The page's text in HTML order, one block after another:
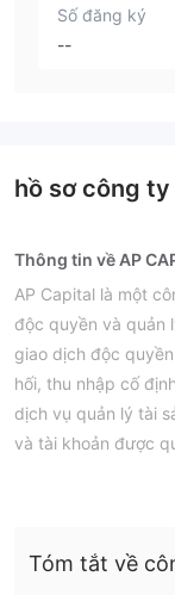
Số đăng ký
--
hồ sơ công ty
Thông tin về AP
AP Capital là một
độc quyền và quản
giao dịch độc
hối, thu nhập cố
dịch vụ quản lý tài
và tài khoản được
quản lý bởi
Ủy
Tóm tắt về